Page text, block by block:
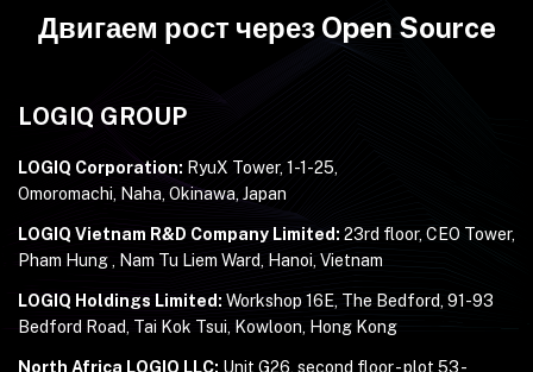
Двигаем рост через Open Source
LOGIQ GROUP
LOGIQ Corporation: RyuX Tower, 1-1-25,
Omoromachi, Naha, Okinawa, Japan
LOGIQ Vietnam R&D Company Limited: 23rd floor, CEO Tower,
Pham Hung , Nam Tu Liem Ward, Hanoi, Vietnam
LOGIQ Holdings Limited: Workshop 16E, The Bedford, 91-93
Bedford Road, Tai Kok Tsui, Kowloon, Hong Kong
North Africa LOGIQ LLC: Unit G26, second floor - plot 53 -